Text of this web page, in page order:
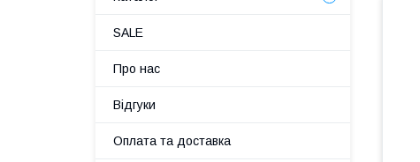
SALE
Про нас
Відгуки
Оплата та доставка